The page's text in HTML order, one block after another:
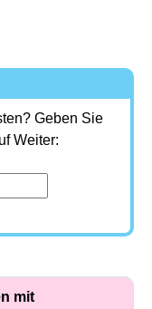
Geben Sie
Weiter:
mit